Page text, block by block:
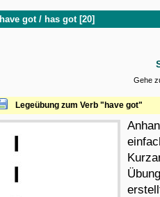
have got / has got [20]
Gehe
Legeübung zum Verb "have got"